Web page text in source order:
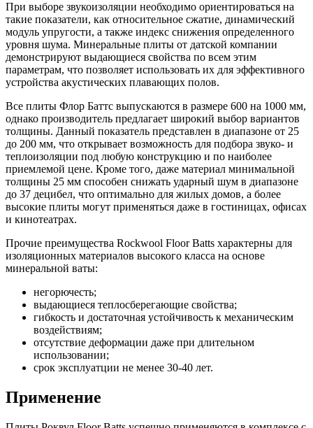
При выборе звукоизоляции необходимо ориентироваться на
такие показатели, как относительное сжатие, динамический
модуль упругости, а также индекс снижения определенного
уровня шума. Минеральные плиты от датской компании
демонстрируют выдающиеся свойства по всем этим
параметрам, что позволяет использовать их для эффективного
устройства акустических плавающих полов.
Все плиты Флор Баттс выпускаются в размере 600 на 1000 мм,
однако производитель предлагает широкий выбор вариантов
толщины. Данный показатель представлен в диапазоне от 25
до 200 мм, что открывает возможность для подбора звуко- и
теплоизоляции под любую конструкцию и по наиболее
приемлемой цене. Кроме того, даже материал минимальной
толщины 25 мм способен снижать ударный шум в диапазоне
до 37 децибел, что оптимально для жилых домов, а более
высокие плиты могут применяться даже в гостиницах, офисах
и кинотеатрах.
Прочие преимущества Rockwool Floor Batts характерны для
изоляционных материалов высокого класса на основе
минеральной ваты:
негорючесть;
выдающиеся теплосберегающие свойства;
гибкость и достаточная устойчивость к механическим
воздействиям;
отсутствие деформации даже при длительном
использовании;
срок эксплуатции не менее 30-40 лет.
Применение